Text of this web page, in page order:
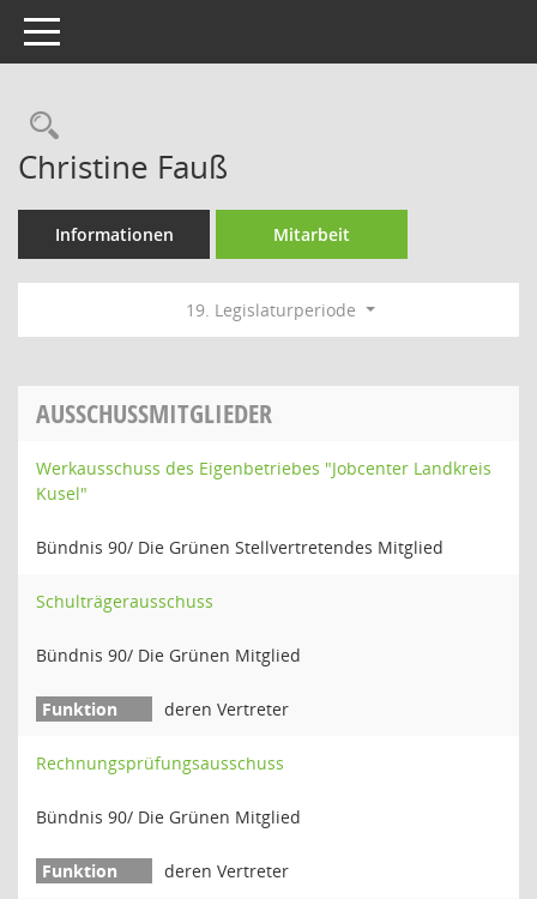
Toggle navigation
Rechercheauswahl
Christine Fauß
Informationen Mitarbeit
19. Legislaturperiode
AUSSCHUSSMITGLIEDER
Werkausschuss des Eigenbetriebes "Jobcenter Landkreis
Kusel"
Bündnis 90/ Die Grünen Stellvertretendes Mitglied
Schulträgerausschuss
Bündnis 90/ Die Grünen Mitglied
deren Vertreter
Rechnungsprüfungsausschuss
Bündnis 90/ Die Grünen Mitglied
deren Vertreter